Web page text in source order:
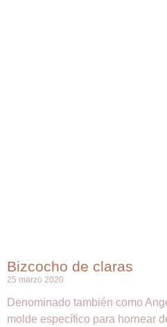
Bizcocho de claras
25 marzo 2020
Denominado también como
molde específico para hornear